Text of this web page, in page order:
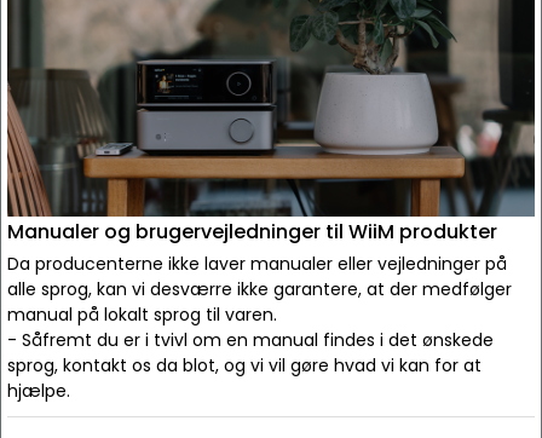
Manualer og brugervejledninger til WiiM produkter
Da producenterne ikke laver manualer eller vejledninger på
alle sprog, kan vi desværre ikke garantere, at der medfølger
manual på lokalt sprog til varen.
- Såfremt du er i tvivl om en manual findes i det ønskede
sprog, kontakt os da blot, og vi vil gøre hvad vi kan for at
hjælpe.